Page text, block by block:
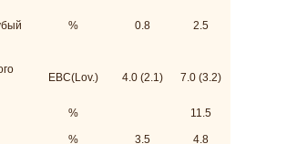
% 0.8 2.5
EBC(Lov.) 4.0 (2.1) 7.0 (3.2)
% 11.5
% 3.5 4.8